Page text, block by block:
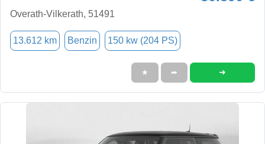
Overath-Vilkerath, 51491
13.612 km Benzin 150 kw (204 PS)
★ ➦ ➜